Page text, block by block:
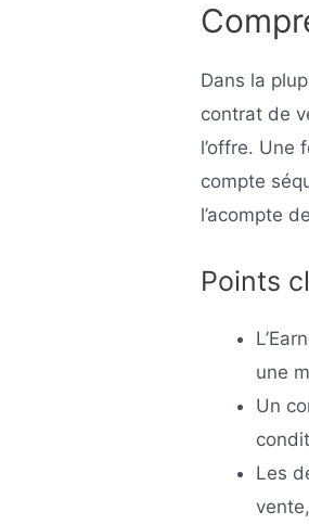
Dans la
contrat de
l’offre. Une
compte
l’acompte
Points
une
Un
Les